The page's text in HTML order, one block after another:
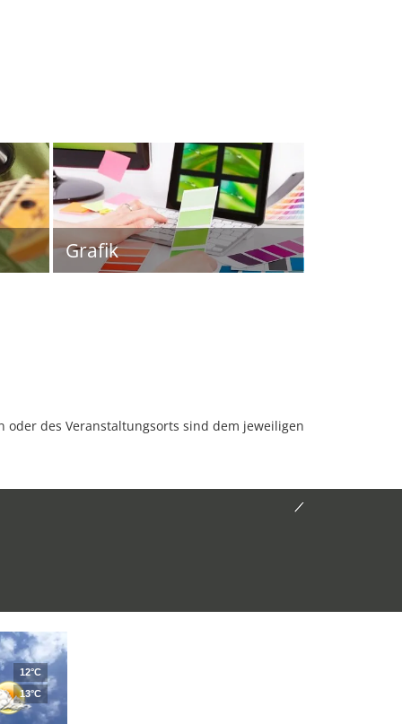
Grafik
des Veranstaltungsorts sind dem jeweiligen
12°C
13°C